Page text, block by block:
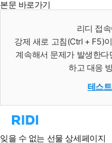
본문 바로가기
리디 접
강제 새로 고침(Ctrl + F5)
계속해서 문제가 발생한
하고 대응
테스
리
홈
잊을 수 없는 선물 상세페이지